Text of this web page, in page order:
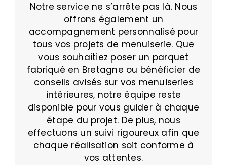
Notre service ne s’arrête pas là. Nous
offrons également un
accompagnement personnalisé pour
tous vos projets de menuiserie. Que
vous souhaitiez poser un parquet
fabriqué en Bretagne ou bénéficier de
conseils avisés sur vos menuiseries
intérieures, notre équipe reste
disponible pour vous guider à chaque
étape du projet. De plus, nous
effectuons un suivi rigoureux afin que
chaque réalisation soit conforme à
vos attentes.